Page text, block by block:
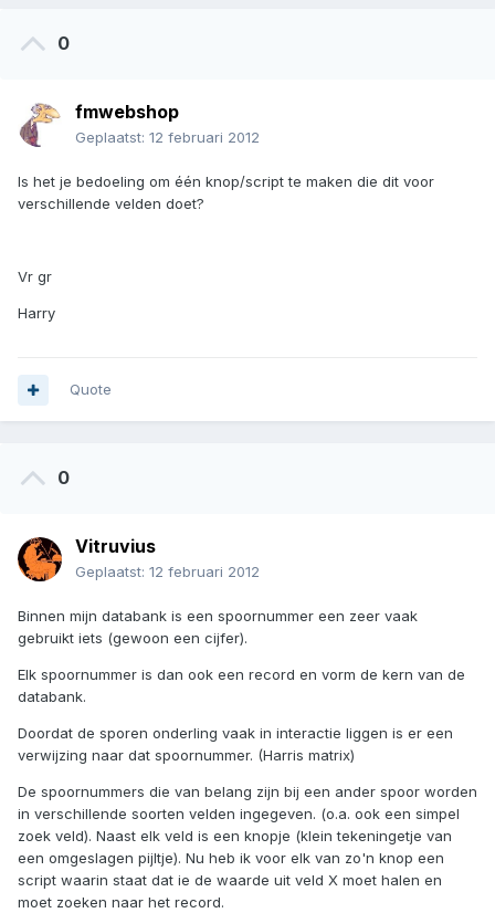
0
fmwebshop
Geplaatst: 12 februari 2012
Is het je bedoeling om één knop/script te maken die dit voor
verschillende velden doet?
Vr gr
Harry
Quote
0
Vitruvius
Geplaatst: 12 februari 2012
Binnen mijn databank is een spoornummer een zeer vaak
gebruikt iets (gewoon een cijfer).
Elk spoornummer is dan ook een record en vorm de kern van de
databank.
Doordat de sporen onderling vaak in interactie liggen is er een
verwijzing naar dat spoornummer. (Harris matrix)
De spoornummers die van belang zijn bij een ander spoor worden
in verschillende soorten velden ingegeven. (o.a. ook een simpel
zoek veld). Naast elk veld is een knopje (klein tekeningetje van
een omgeslagen pijltje). Nu heb ik voor elk van zo'n knop een
script waarin staat dat ie de waarde uit veld X moet halen en
moet zoeken naar het record.